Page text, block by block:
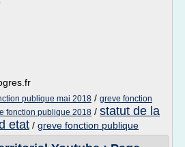
publique mai 2018 / greve fonction
fonction publique 2018 / statut de la
etat / greve fonction publique